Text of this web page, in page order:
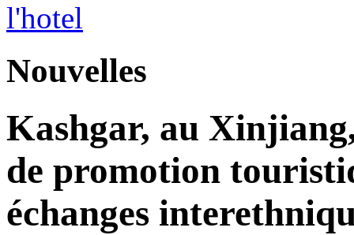
Nouvelles
Kashgar, au
de promotion
échanges